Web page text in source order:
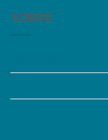
SOBRE